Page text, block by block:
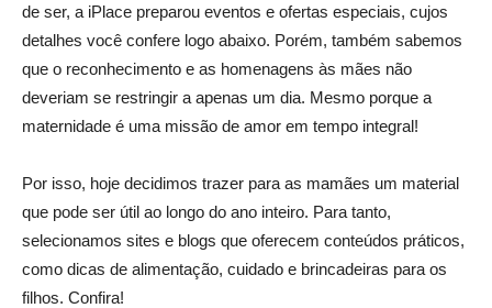
de ser, a iPlace preparou eventos e ofertas especiais, cujos
detalhes você confere logo abaixo. Porém, também sabemos
que o reconhecimento e as homenagens às mães não
deveriam se restringir a apenas um dia. Mesmo porque a
maternidade é uma missão de amor em tempo integral!
Por isso, hoje decidimos trazer para as mamães um material
que pode ser útil ao longo do ano inteiro. Para tanto,
selecionamos sites e blogs que oferecem conteúdos práticos,
como dicas de alimentação, cuidado e brincadeiras para os
filhos. Confira!